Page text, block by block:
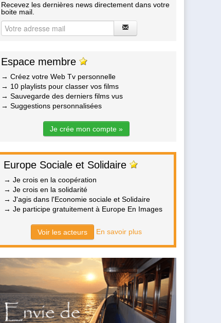
Recevez les dernières news directement dans votre
boite mail.
Espace membre
→ Créez votre Web Tv personnelle
→ 10 playlists pour classer vos films
→ Sauvegarde des derniers films vus
→ Suggestions personnalisées
Je crée mon compte »
Europe Sociale et Solidaire
→ Je crois en la coopération
→ Je crois en la solidarité
→ J'agis dans l'Economie sociale et Solidaire
→ Je participe gratuitement à Europe En Images
Voir les acteurs En savoir plus